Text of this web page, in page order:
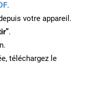
.
votre appareil.
.
téléchargez le